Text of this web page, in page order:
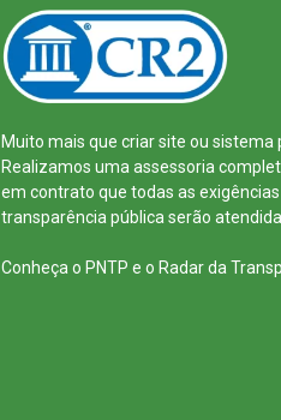
Muito mais que criar site ou sistema
Realizamos uma assessoria
em contrato que todas as
transparência pública serão
Conheça o PNTP e o Radar da